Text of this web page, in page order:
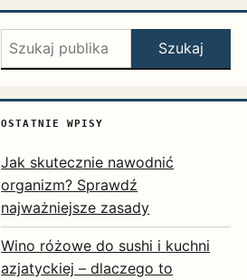
Szukaj: Szukaj
OSTATNIE WPISY
Jak skutecznie nawodnić
organizm? Sprawdź
najważniejsze zasady
Wino różowe do sushi i kuchni
azjatyckiej – dlaczego to